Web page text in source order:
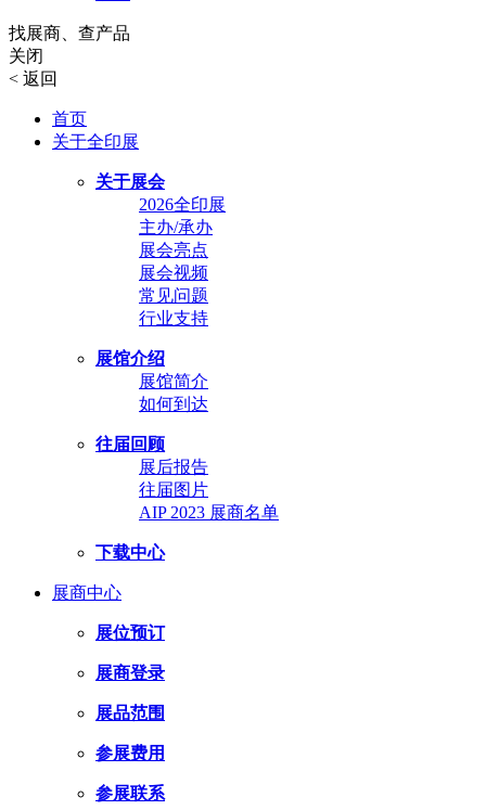
找展商、查产品
关闭
< 返回
首页
关于全印展
关于展会
2026全印展
主办/承办
展会亮点
展会视频
常见问题
行业支持
展馆介绍
展馆简介
如何到达
往届回顾
展后报告
往届图片
AIP 2023 展商名单
下载中心
展商中心
展位预订
展商登录
展品范围
参展费用
参展联系